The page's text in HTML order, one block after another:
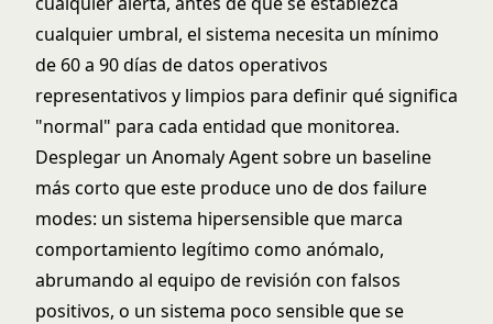
cualquier umbral, el sistema necesita un mínimo
de 60 a 90 días de datos operativos
representativos y limpios para definir qué significa
"normal" para cada entidad que monitorea.
Desplegar un Anomaly Agent sobre un baseline
más corto que este produce uno de dos failure
modes: un sistema hipersensible que marca
comportamiento legítimo como anómalo,
abrumando al equipo de revisión con falsos
positivos, o un sistema poco sensible que se